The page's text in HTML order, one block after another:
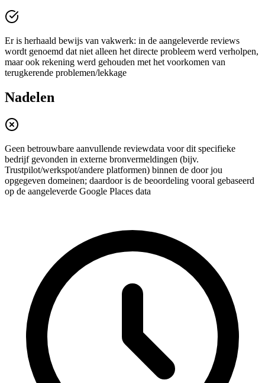
Er is herhaald bewijs van vakwerk: in de aangeleverde reviews
wordt genoemd dat niet alleen het directe probleem werd verholpen,
maar ook rekening werd gehouden met het voorkomen van
terugkerende problemen/lekkage
Nadelen
Geen betrouwbare aanvullende reviewdata voor dit specifieke
bedrijf gevonden in externe bronvermeldingen (bijv.
Trustpilot/werkspot/andere platformen) binnen de door jou
opgegeven domeinen; daardoor is de beoordeling vooral gebaseerd
op de aangeleverde Google Places data